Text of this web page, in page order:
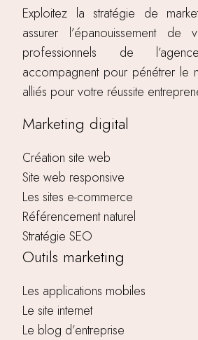
Exploitez la stratégie de
assurer l’épanouissement de
professionnels de
accompagnent pour pénétrer le
alliés pour votre réussite
Marketing digital
Création site web
Site web responsive
Les sites e-commerce
Référencement naturel
Stratégie SEO
Outils marketing
Les applications mobiles
Le site internet
Le blog d’entreprise